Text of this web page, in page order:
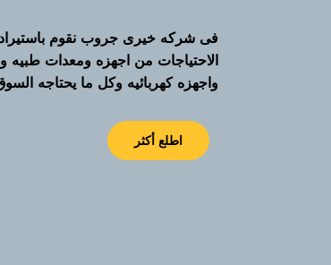
فى شركه خيرى جروب نقوم
الاحتياجات من اجهزه ومعدات طبيه
واجهزه كهربائيه وكل ما يحتاجه
اطلع أكثر